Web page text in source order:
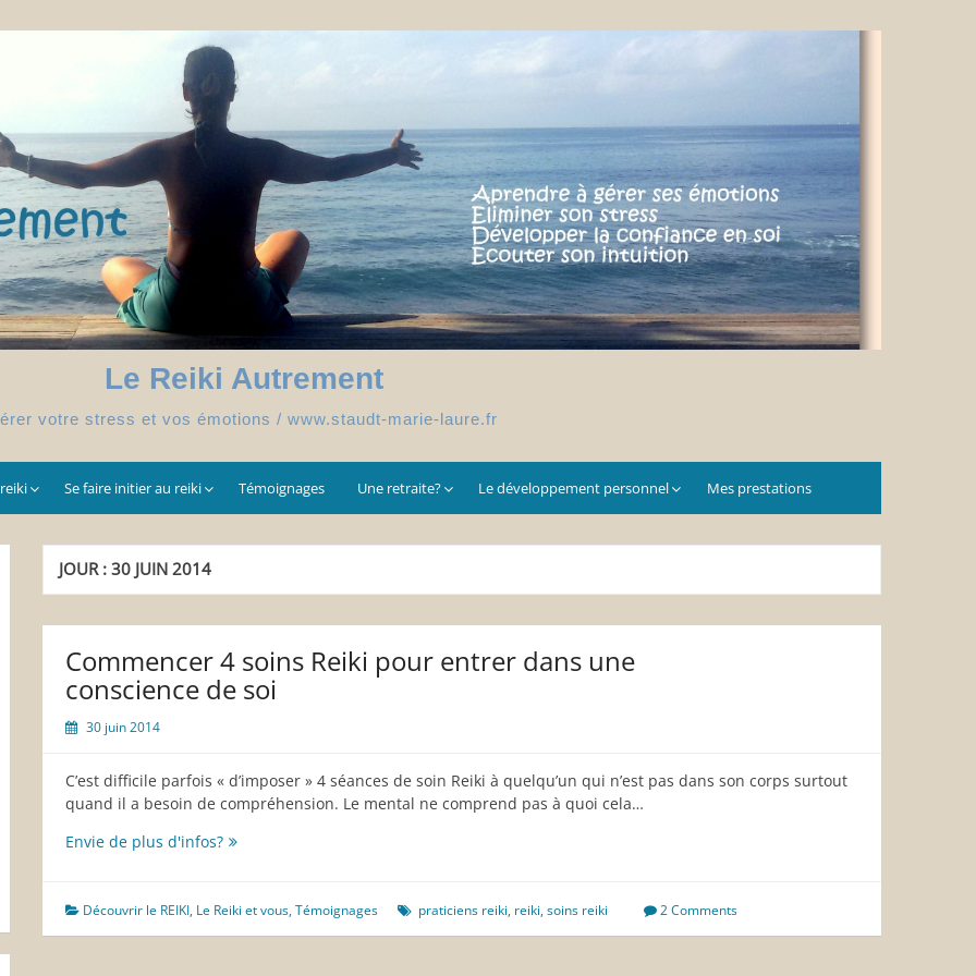
Le Reiki Autrement
votre stress et vos émotions / www.staudt-marie-laure.fr
Se faire initier au reiki Témoignages Une retraite? Le développement personnel Mes prestations
JOUR :30 JUIN 2014
Commencer 4 soins Reiki pour entrer dans une
conscience de soi
30 juin 2014
C’est difficile parfois « d’imposer » 4 séances de soin Reiki à quelqu’un qui n’est pas dans son corps surtout
quand il a besoin de compréhension. Le mental ne comprend pas à quoi cela…
Envie de plus d'infos?Commencer
Reiki
pour
Découvrir le REIKI, Le Reiki et vous,Témoignages praticiens reiki, reiki,soins reiki 2 Comments